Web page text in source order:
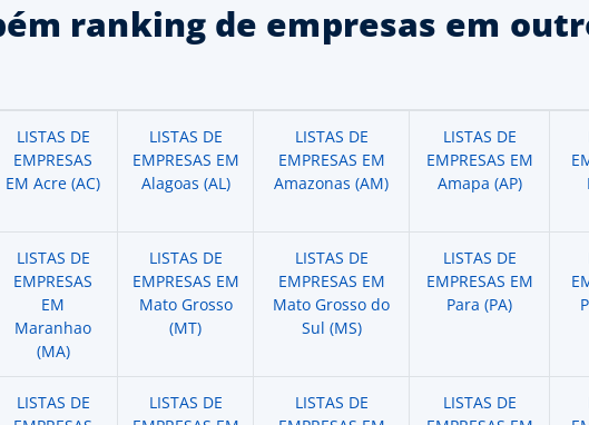
ranking de empresas em
LISTAS DE
EMPRESAS
EM Acre (AC)
LISTAS DE
EMPRESAS EM
Alagoas (AL)
LISTAS DE
EMPRESAS EM
Amazonas (AM)
LISTAS DE
EMPRESAS EM
Amapa (AP)
LISTAS DE
EMPRESAS
EM
Maranhao
(MA)
LISTAS DE
EMPRESAS EM
Mato Grosso
(MT)
LISTAS DE
EMPRESAS EM
Mato Grosso do
Sul (MS)
LISTAS DE
EMPRESAS EM
Para (PA)
LISTAS DE
LISTAS DE
LISTAS DE
LISTAS DE